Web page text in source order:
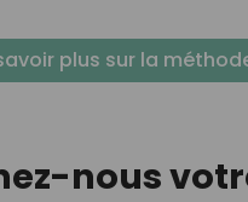
plus sur la
nous